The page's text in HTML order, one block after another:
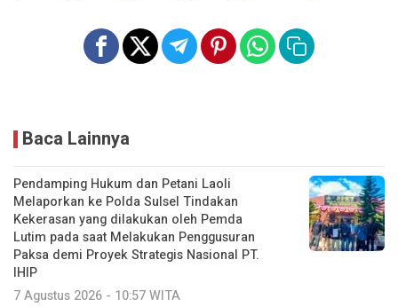
Baca Lainnya
Pendamping Hukum dan Petani Laoli
Melaporkan ke Polda Sulsel Tindakan
Kekerasan yang dilakukan oleh Pemda
Lutim pada saat Melakukan Penggusuran
Paksa demi Proyek Strategis Nasional PT.
IHIP
7 Agustus 2026 - 10:57 WITA